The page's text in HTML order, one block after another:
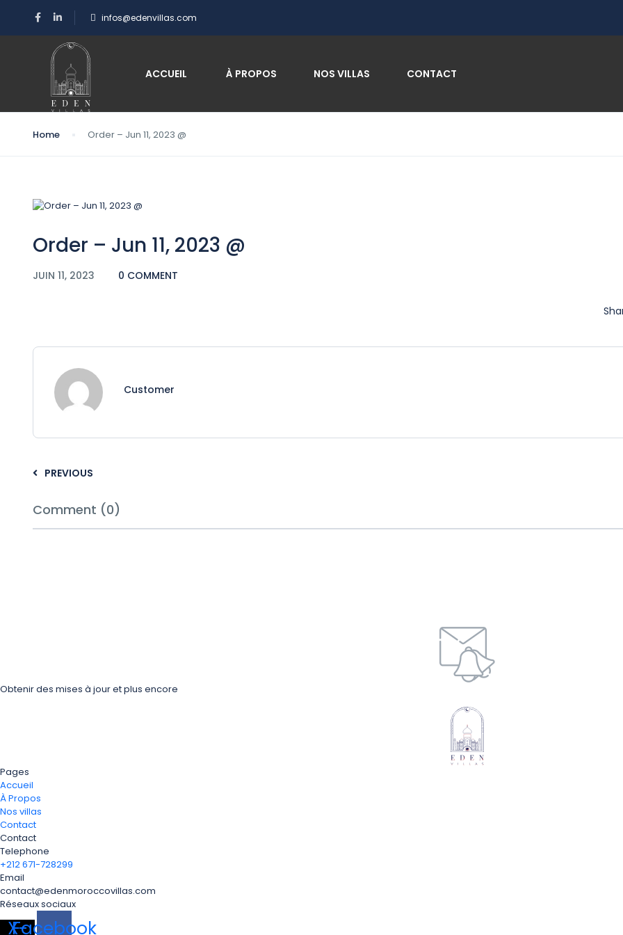
infos@edenvillas.com
ACCUEIL À PROPOS NOS VILLAS CONTACT
Blog
Home Order – Jun 11, 2023 @
Order – Jun 11, 2023 @
JUIN 11, 2023 0 COMMENT
Customer
PREVIOUS
Comment (0)
Obtenir des mises à jour et plus encore
Pages
Accueil
À Propos
Nos villas
Contact
Contact
Telephone
+212 671-728299
Email
contact@edenmoroccovillas.com
Réseaux sociaux
X-
Facebook